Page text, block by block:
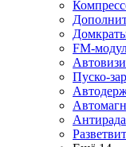
FM-
Пуско-